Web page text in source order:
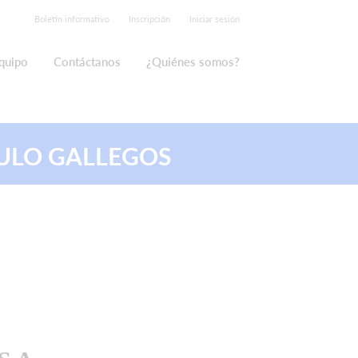
Boletín informativo Inscripción Iniciar sesión
Contáctanos ¿Quiénes somos?
GALLEGOS